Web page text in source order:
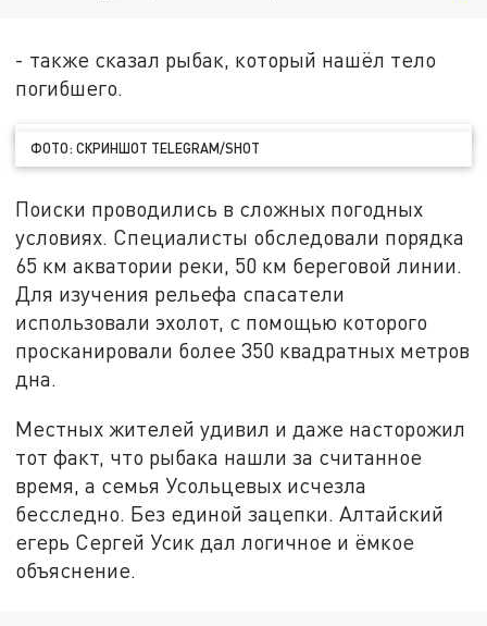
- также сказал рыбак, который нашёл тело
погибшего.
ФОТО: СКРИНШОТ TELEGRAM/SHOT
Поиски проводились в сложных погодных
условиях. Специалисты обследовали порядка
65 км акватории реки, 50 км береговой линии.
Для изучения рельефа спасатели
использовали эхолот, с помощью которого
просканировали более 350 квадратных метров
дна.
Местных жителей удивил и даже насторожил
тот факт, что рыбака нашли за считанное
время, а семья Усольцевых исчезла
бесследно. Без единой зацепки. Алтайский
егерь Сергей Усик дал логичное и ёмкое
объяснение.